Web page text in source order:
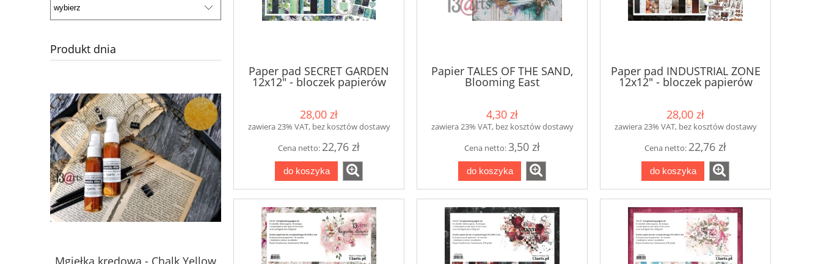
Produkt dnia
Mgiełka kredowa - Chalk Yellow Mgiełka kredowa - Chalk Indigo Mikrokulki szklane D3 Pojemnik do mycia pędzli -
Paper pad SECRET GARDEN
12x12" - bloczek papierów
28,00 zł
zawiera 23% VAT, bez kosztów dostawy
Cena netto: 22,76 zł
do koszyka
Papier TALES OF THE SAND,
Blooming East
4,30 zł
zawiera 23% VAT, bez kosztów dostawy
Cena netto:3,50 zł
do koszyka
Paper pad INDUSTRIAL ZONE
12x12" - bloczek papierów
28,00 zł
zawiera 23% VAT, bez kosztów dostawy
Cena netto: 22,76 zł
do koszyka